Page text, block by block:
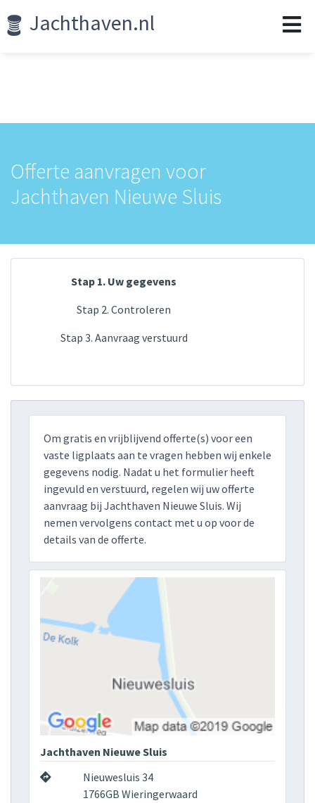
Jachthaven.nl
Offerte aanvragen voor
Jachthaven Nieuwe Sluis
Stap 1. Uw gegevens
Stap 2. Controleren
Stap 3. Aanvraag verstuurd
Om gratis en vrijblijvend offerte(s) voor een
vaste ligplaats aan te vragen hebben wij enkele
gegevens nodig. Nadat u het formulier heeft
ingevuld en verstuurd, regelen wij uw offerte
aanvraag bij Jachthaven Nieuwe Sluis. Wij
nemen vervolgens contact met u op voor de
details van de offerte.
Jachthaven Nieuwe Sluis
Nieuwesluis 34
1766GB Wieringerwaard